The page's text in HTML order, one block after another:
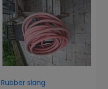
Rubber slang